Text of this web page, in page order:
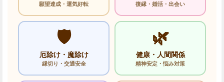
願望達成・運気好転 復縁・婚活・出会い
🛡️
厄除け・魔除け
縁切り・交通安全
🌿
健康・人間関係
精神安定・悩み対策